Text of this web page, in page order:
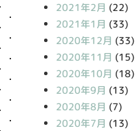
2021年2月 (22)
2021年1月 (33)
2020年12月 (33)
2020年11月 (15)
2020年10月 (18)
2020年9月 (13)
2020年8月 (7)
2020年7月 (13)